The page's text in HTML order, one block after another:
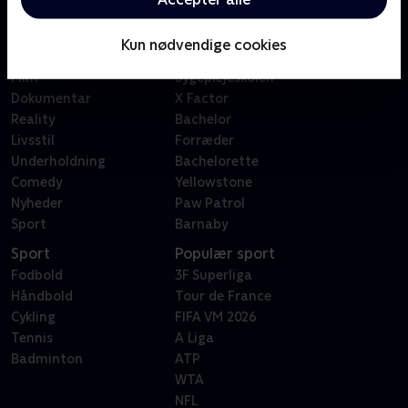
Kun nødvendige cookies
Kategorier
Film
Dokumentar
Reality
Livsstil
Underholdning
Comedy
Nyheder
Sport
Badehotellet
Sygeplejeskolen
X Factor
Bachelor
Forræder
Bachelorette
Yellowstone
Paw Patrol
Barnaby
Sport
Fodbold
Håndbold
Cykling
Tennis
Badminton
Populær sport
3F Superliga
Tour de France
FIFA VM 2026
A Liga
ATP
WTA
NFL